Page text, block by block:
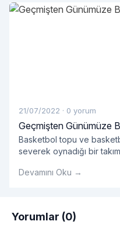
21/07/2022 · 0 yorum
Geçmişten Günümüze
Basketbol topu ve
severek oynadığı bir
basket çok önemlidir.
Devamını Oku →
Yorumlar (0)